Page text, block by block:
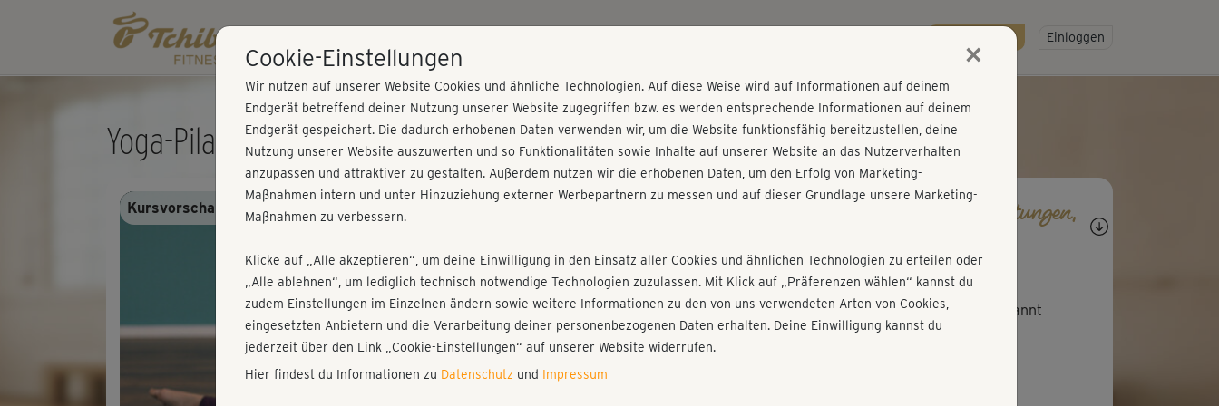
Gratis testen! Einloggen
Yoga-Pilates - sanftes Kurzprogramm
Play
Kursvorschau - Anmelden und alles trainieren!
Fragen, Antworten, Bewertungen,
B
Bianca500
Toller Kurs der auch mental entspannt
Cookie-Einstellungen ×
Wir nutzen auf unserer Website Cookies und ähnliche Technologien. Auf diese Weise wird auf Informationen auf deinem
Endgerät betreffend deiner Nutzung unserer Website zugegriffen bzw. es werden entsprechende Informationen auf deinem
Endgerät gespeichert. Die dadurch erhobenen Daten verwenden wir, um die Website funktionsfähig bereitzustellen, deine
Nutzung unserer Website auszuwerten und so Funktionalitäten sowie Inhalte auf unserer Website an das Nutzerverhalten
anzupassen und attraktiver zu gestalten. Außerdem nutzen wir die erhobenen Daten, um den Erfolg von Marketing-
Maßnahmen intern und unter Hinzuziehung externer Werbepartnern zu messen und auf dieser Grundlage unsere Marketing-
Maßnahmen zu verbessern.
Klicke auf „Alle akzeptieren“, um deine Einwilligung in den Einsatz aller Cookies und ähnlichen Technologien zu erteilen oder
„Alle ablehnen“, um lediglich technisch notwendige Technologien zuzulassen. Mit Klick auf „Präferenzen wählen“ kannst du
zudem Einstellungen im Einzelnen ändern sowie weitere Informationen zu den von uns verwendeten Arten von Cookies,
eingesetzten Anbietern und die Verarbeitung deiner personenbezogenen Daten erhalten. Deine Einwilligung kannst du
jederzeit über den Link „Cookie-Einstellungen“ auf unserer Website widerrufen.
Hier findest du Informationen zu Datenschutz und Impressum